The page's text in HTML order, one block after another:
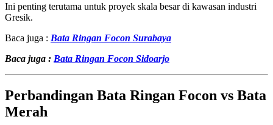
Ini penting terutama untuk proyek skala besar di kawasan industri
Gresik.
Baca juga : Bata Ringan Focon Surabaya
Baca juga : Bata Ringan Focon Sidoarjo
Perbandingan Bata Ringan Focon vs Bata
Merah